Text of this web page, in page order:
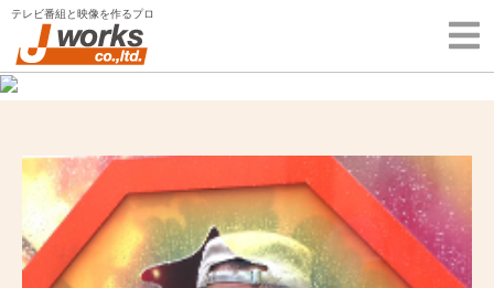
Skip
content
テレビ番組と映像を作るプロ